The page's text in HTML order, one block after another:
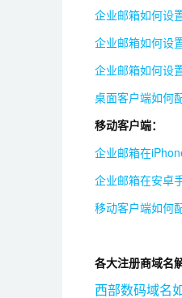
企业邮箱如何设
企业邮箱如何设
企业邮箱如何设
桌面客户端如何
移动客户端：
企业邮箱在
企业邮箱在安卓
移动客户端如何
各大注册商域名
西部数码域名